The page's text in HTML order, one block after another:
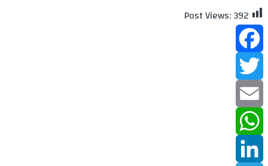
Post Views:392
Facebook
Twitter
Email
WhatsApp